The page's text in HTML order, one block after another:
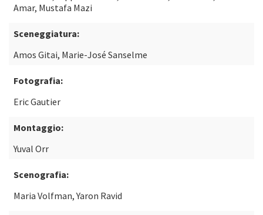
Amar, Mustafa Mazi
Sceneggiatura:
Amos Gitai, Marie-José Sanselme
Fotografia:
Eric Gautier
Montaggio:
Yuval Orr
Scenografia:
Maria Volfman, Yaron Ravid